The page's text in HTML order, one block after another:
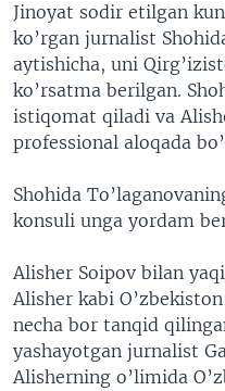
Jinoyat sodir etilgan
ko’rgan jurnalist
aytishicha, uni
ko’rsatma berilgan.
istiqomat qiladi va
professional aloqada
Shohida
konsuli unga yordam
Alisher Soipov bilan
Alisher kabi
necha bor tanqid
yashayotgan jurnalist
Alisherning o’limida